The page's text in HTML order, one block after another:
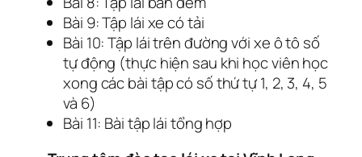
Bài 9: Tập lái xe có tải
Bài 10: Tập lái trên đường với xe ô tô số
tự động (thực hiện sau khi học viên học
xong các bài tập có số thứ tự 1, 2, 3, 4, 5
và 6)
Bài 11: Bài tập lái tổng hợp